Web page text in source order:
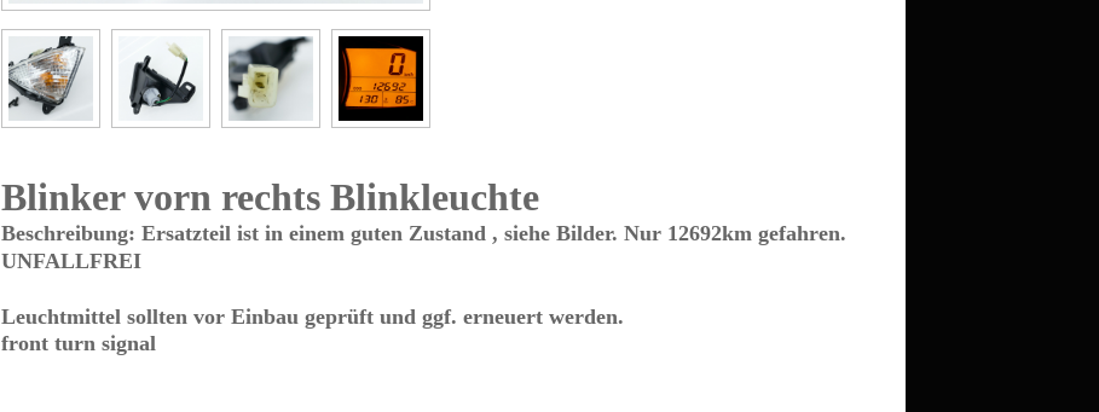
Blinker vorn rechts Blinkleuchte
Beschreibung: Ersatzteil ist in einem guten Zustand , siehe Bilder. Nur 12692km gefahren.
UNFALLFREI
Leuchtmittel sollten vor Einbau geprüft und ggf. erneuert werden.
front turn signal